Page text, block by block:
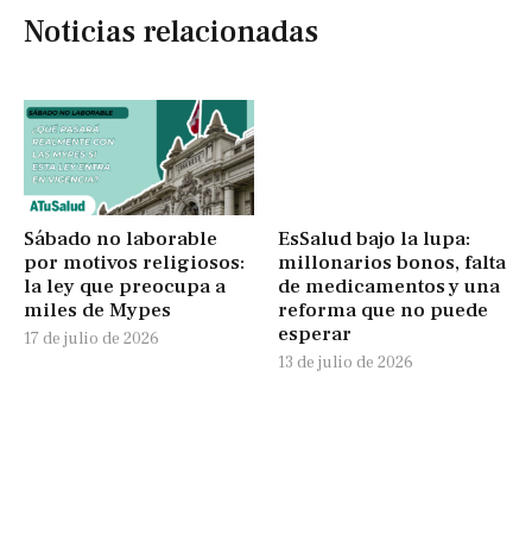
Noticias relacionadas
Sábado no laborable
por motivos religiosos:
la ley que preocupa a
miles de Mypes
17 de julio de 2026
EsSalud bajo la lupa:
millonarios bonos, falta
de medicamentos y una
reforma que no puede
esperar
13 de julio de 2026